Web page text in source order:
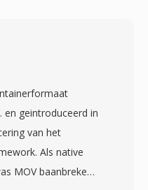
met
in staat om
na
kritische capaciteit
die transport
en geintroduceerd in
van het
Als native
MOV baanbrekend